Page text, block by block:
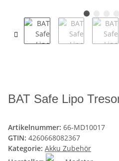
BAT Safe Lipo
Artikelnummer: 66-MD10017
GTIN: 4260668082367
Kategorie: Akku Zubehör